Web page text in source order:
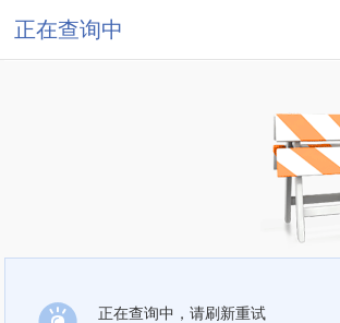
正在查询中
正在查询中，请刷新重试